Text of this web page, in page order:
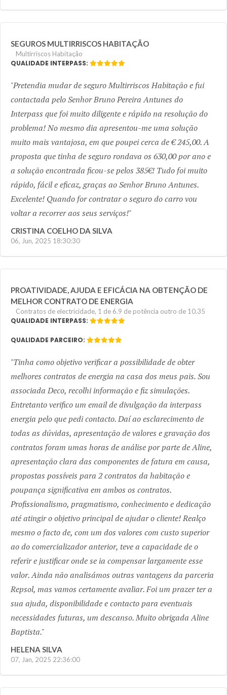
SEGUROS MULTIRRISCOS HABITAÇÃO
Multirriscos Habitação
QUALIDADE INTERPASS:
Pretendia mudar de seguro Multirriscos Habitação e fui
contactada pelo Senhor Bruno Pereira Antunes do
Interpass que foi muito diligente e rápido na resolução do
problema! No mesmo dia apresentou-me uma solução
muito mais vantajosa, em que poupei cerca de € 245,00. A
proposta que tinha de seguro rondava os 630,00 por ano e
a solução encontrada ficou-se pelos 385€! Tudo foi muito
rápido, fácil e eficaz, graças ao Senhor Bruno Antunes.
Excelente! Quando for contratar o seguro do carro vou
voltar a recorrer aos seus serviços!
CRISTINA COELHO DA SILVA
06, Jun, 2025 18:30:30
PROATIVIDADE, AJUDA E EFICÁCIA NA OBTENÇÃO DE
MELHOR CONTRATO DE ENERGIA
Contratos de electricidade, 1 de 6.9 de potência outro de 10.35
QUALIDADE INTERPASS:
QUALIDADE PARCEIRO:
Tinha como objetivo verificar a possibilidade de obter
melhores contratos de energia na casa dos meus pais. Sou
associada Deco, recolhi informação e fiz simulações.
Entretanto verifico um email de divulgação da interpass
energia pelo que pedi contacto. Daí ao esclarecimento de
todas as dúvidas, apresentação de valores e gravação dos
contratos foram umas horas de análise por parte de Aline,
apresentação clara das componentes de fatura em causa,
propostas possíveis para 2 contratos da habitação e
poupança significativa em ambos os contratos.
Profissionalismo, pragmatismo, conhecimento e dedicação
até atingir o objetivo principal de ajudar o cliente! Realço
mesmo o facto de, com um dos valores com custo superior
ao do comercializador anterior, teve a capacidade de o
referir e justificar onde se ia compensar largamente esse
valor. Ainda não analisámos outras vantagens da parceria
Repsol, mas vamos certamente avaliar. Foi um prazer ter a
sua ajuda, disponibilidade e contacto para eventuais
necessidades futuras, um descanso. Muito obrigada Aline
Baptista.
HELENA SILVA
07, Jan, 2025 22:36:00